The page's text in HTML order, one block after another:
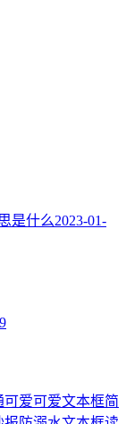
是什么2023-01-
可爱可爱文本框简